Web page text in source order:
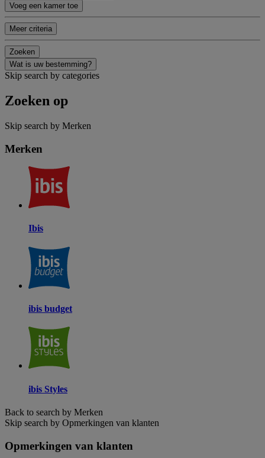
Voeg een kamer toe
Meer criteria
Zoeken
Wat is uw bestemming?
Skip search by categories
Zoeken op
Skip search by Merken
Merken
Ibis
ibis budget
ibis Styles
Back to search by Merken
Skip search by Opmerkingen van klanten
Opmerkingen van klanten